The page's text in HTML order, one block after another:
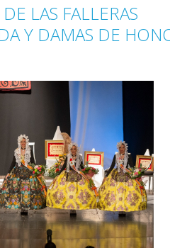
LAS FALLERAS
Y DAMAS DE